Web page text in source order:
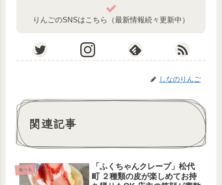
りんごのSNSはこちら（最新情報続々更新中）
しなのりんご
関連記事
食べる
「ふくちゃんクレープ」松代
町 ２種類の皮が楽しめてお持